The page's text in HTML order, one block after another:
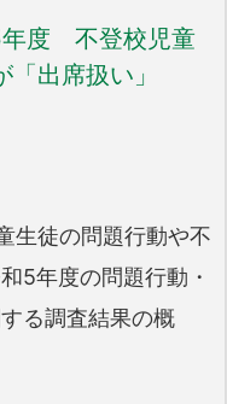
年度 不登校児童
出席扱い」
生徒の問題行動や不
5年度の問題行動・
る調査結果の概